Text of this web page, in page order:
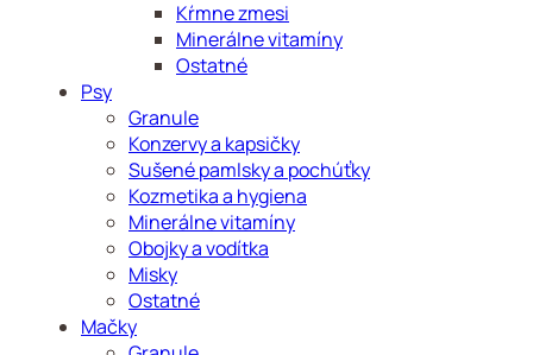
Kŕmne zmesi
Minerálne vitamíny
Ostatné
Psy
Granule
Konzervy a kapsičky
Sušené pamlsky a pochúťky
Kozmetika a hygiena
Minerálne vitamíny
Obojky a vodítka
Misky
Ostatné
Mačky